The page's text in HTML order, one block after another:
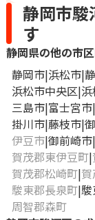
静岡市駿
す
静岡県の他の市
静岡市 浜松市
浜松市中央区
三島市 富士宮市
掛川市 藤枝市
伊豆市 御前崎市
賀茂郡東伊豆町
賀茂郡松崎町
駿東郡長泉町
周智郡森町